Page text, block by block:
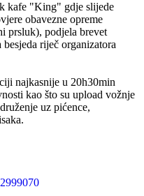
kafe "King" gdje slijede
obavezne opreme
prsluk), podjela brevet
riječ organizatora
najkasnije u 20h30min
kao što su upload vožnje
uz pićence,